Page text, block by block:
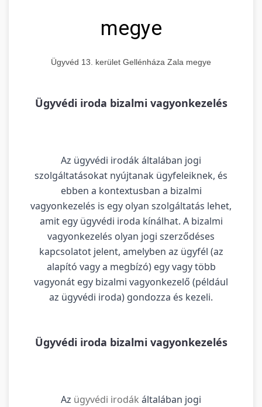
megye
Ügyvéd 13. kerület Gellénháza Zala megye
Ügyvédi iroda bizalmi vagyonkezelés
Az ügyvédi irodák általában jogi
szolgáltatásokat nyújtanak ügyfeleiknek, és
ebben a kontextusban a bizalmi
vagyonkezelés is egy olyan szolgáltatás lehet,
amit egy ügyvédi iroda kínálhat. A bizalmi
vagyonkezelés olyan jogi szerződéses
kapcsolatot jelent, amelyben az ügyfél (az
alapító vagy a megbízó) egy vagy több
vagyonát egy bizalmi vagyonkezelő (például
az ügyvédi iroda) gondozza és kezeli.
Ügyvédi iroda bizalmi vagyonkezelés
Az ügyvédi irodák általában jogi